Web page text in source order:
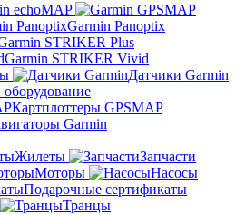
echoMAP
Garmin Panoptix
STRIKER Plus
Garmin STRIKER Vivid
Датчики Garmin
Картплоттеры GPSMAP
Garmin
Жилеты
Запчасти
Моторы
Насосы
Подарочные сертификаты
Транцы